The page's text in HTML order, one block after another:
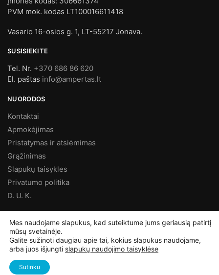
PVM mok. kodas LT100016611418
Vasario 16-osios g. 1, LT-55217 Jonava.
SUSISIEKITE
Tel. Nr. +370 686 86 620
El. paštas info@ampertas.lt
NUORODOS
Kontaktai
Apmokėjimas
Pristatymas ir atsiėmimas
Grąžinimas
Slapukų taisykles
Privatumo politika
D. U. K.
©Ampertas.lt2025, Visos teisės saugomos
Mes naudojame slapukus, kad suteiktume jums geriausią patirtį
mūsų svetainėje.
Galite sužinoti daugiau apie tai, kokius slapukus naudojame,
arba juos išjungti slapukų naudojimo taisyklėse
Sutinku